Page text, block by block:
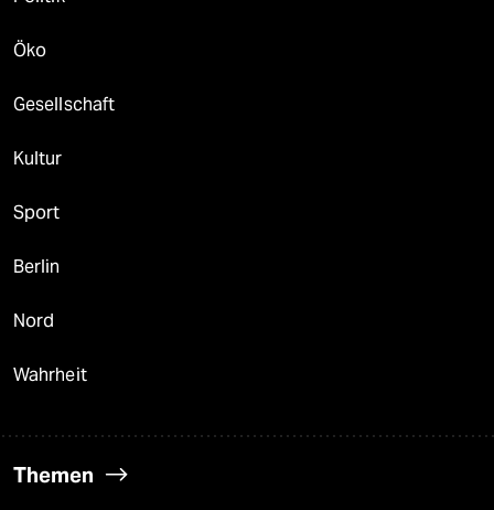
Öko
Gesellschaft
Kultur
Sport
Berlin
Nord
Wahrheit
Themen